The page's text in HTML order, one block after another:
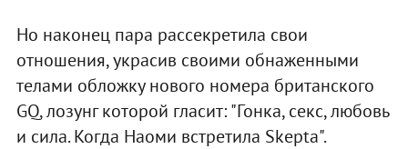
Но наконец пара рассекретила свои
отношения, украсив своими обнаженными
телами обложку нового номера британского
GQ, лозунг которой гласит: "Гонка, секс, любовь
и сила. Когда Наоми встретила Skepta".